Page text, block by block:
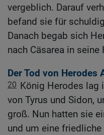
vergeblich. Darauf
befand sie für
Danach begab sich
nach Cäsarea in seine
Der Tod von Herodes
20 König Herodes lag
von Tyrus und Sidon,
groß. Nun hatten sie
und um eine